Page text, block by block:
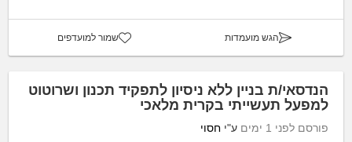
הגש מועמדות שמור למועדפים
הנדסאי/ת בניין ללא ניסיון לתפקיד תכנון ושרוטוט
למפעל תעשייתי בקרית מלאכי
פורסם לפני 1 ימים ע"י חסוי